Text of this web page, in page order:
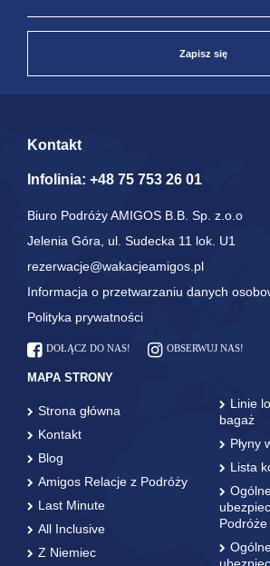
Zapisz się
Kontakt
Infolinia: +48 75 753 26 01
Biuro Podróży AMIGOS B.B. Sp. z.o.o
Jelenia Góra, ul. Sudecka 11 lok. U1
rezerwacje@wakacjeamigos.pl
Informacja o przetwarzaniu danych
Polityka prywatności
DOŁĄCZ DO NAS! OBSERWUJ NAS!
MAPA STRONY
Strona główna
Kontakt
Blog
Amigos Relacje z Podróży
Last Minute
All Inclusive
Z Niemiec
Linie
bagaż
Płyny
Lista
Podróże